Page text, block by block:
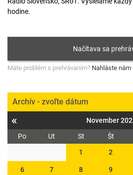
hodine.
Máte problém s prehrávaním? Nahláste nám
Archív - zvoľte dátum
« November
Po Ut St Št
1
2
6 7 8 9